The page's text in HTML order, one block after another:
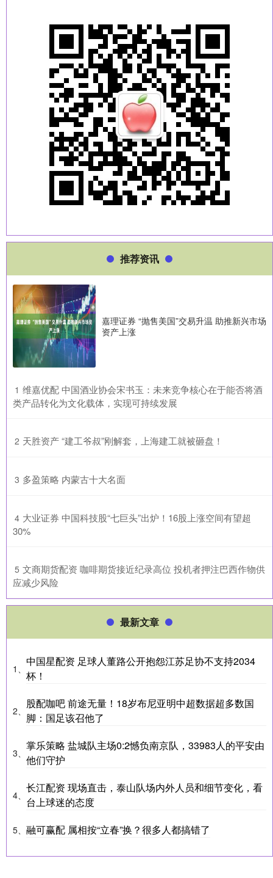
推荐资讯
嘉理证券 “抛售美国”交易升温 助推新兴市场
资产上涨
1 ​维嘉优配 中国酒业协会宋书玉：未来竞争核心在于能否将酒
类产品转化为文化载体，实现可持续发展
2 ​天胜资产 “建工爷叔”刚解套，上海建工就被砸盘！
3 ​多盈策略 内蒙古十大名面
4 ​大业证券 中国科技股“七巨头”出炉！16股上涨空间有望超
30%
5 ​文商期货配资 咖啡期货接近纪录高位 投机者押注巴西作物供
应减少风险
最新文章
1、
中国星配资 足球人董路公开抱怨江苏足协不支持2034
杯！
2、
股配咖吧 前途无量！18岁布尼亚明中超数据超多数国
脚：国足该召他了
3、
掌乐策略 盐城队主场0:2憾负南京队，33983人的平安由
他们守护
4、
长江配资 现场直击，泰山队场内外人员和细节变化，看
台上球迷的态度
5、 融可赢配 属相按“立春”换？很多人都搞错了